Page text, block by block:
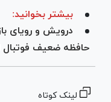
بیشتر بخوانید:
درویش و رویای
حافظه ضعیف فوتبال
لینک کوتاه